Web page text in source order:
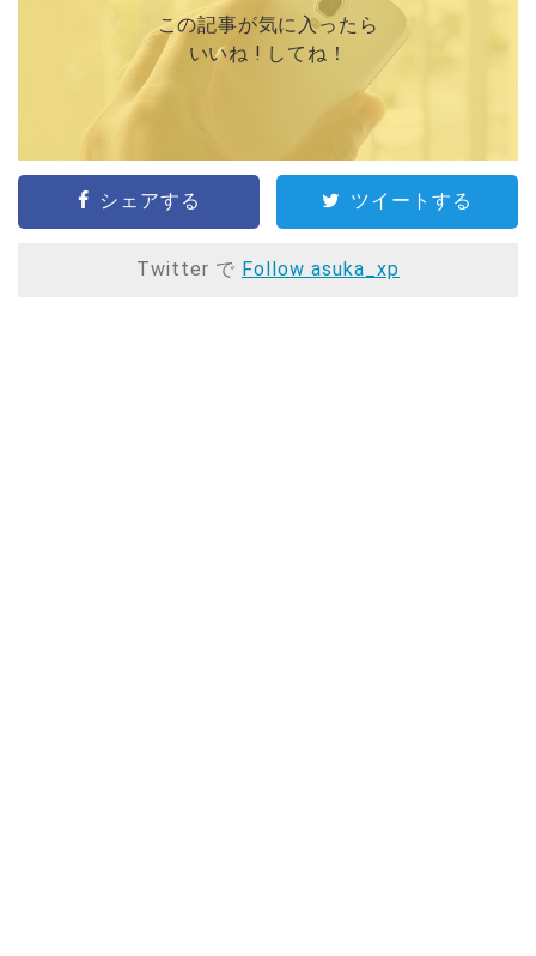
この記事が気に入ったら
いいね ! してね！
シェアする ツイートする
Twitter で Follow asuka_xp